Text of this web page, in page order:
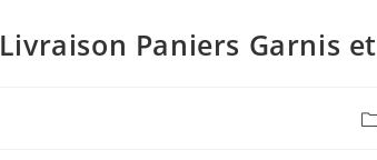
Livraison Paniers Garnis